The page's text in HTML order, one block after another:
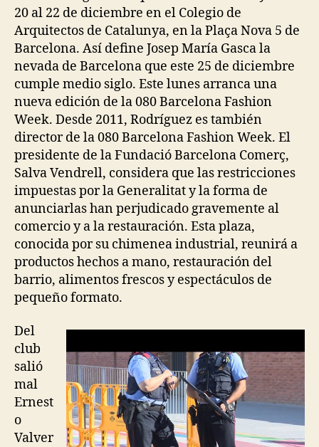
20 al 22 de diciembre en el Colegio de
Arquitectos de Catalunya, en la Plaça Nova 5 de
Barcelona. Así define Josep María Gasca la
nevada de Barcelona que este 25 de diciembre
cumple medio siglo. Este lunes arranca una
nueva edición de la 080 Barcelona Fashion
Week. Desde 2011, Rodríguez es también
director de la 080 Barcelona Fashion Week. El
presidente de la Fundació Barcelona Comerç,
Salva Vendrell, considera que las restricciones
impuestas por la Generalitat y la forma de
anunciarlas han perjudicado gravemente al
comercio y a la restauración. Esta plaza,
conocida por su chimenea industrial, reunirá a
productos hechos a mano, restauración del
barrio, alimentos frescos y espectáculos de
pequeño formato.
Del
club
salió
mal
Ernest
o
Valver